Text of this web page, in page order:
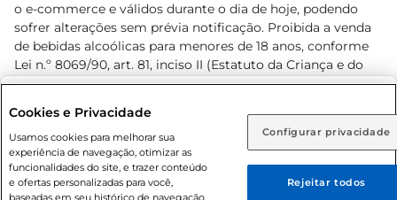
Rio de Janeiro (RJ) Goiás (GO)
Ou
Caso queira comprar online, informe como deseja receber
o e-commerce e válidos durante o dia de hoje, podendo
sofrer alterações sem prévia notificação. Proibida a venda
de bebidas alcoólicas para menores de 18 anos, conforme
Lei n.º 8069/90, art. 81, inciso II (Estatuto da Criança e do
Adolescente). Preços e condições exclusivos para o
prévio. O valor mínimo para as compras on-line é de R$
80,00.
Cookies e Privacidade
Usamos cookies para melhorar sua
experiência de navegação, otimizar as
funcionalidades do site, e trazer conteúdo
e ofertas personalizadas para você,
baseadas em seu histórico de navegação.
Configurar privacidade
Rejeitar todos